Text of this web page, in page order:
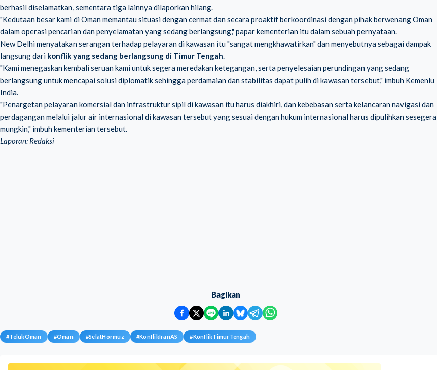
berhasil diselamatkan, sementara tiga lainnya dilaporkan hilang.
"Kedutaan besar kami di Oman memantau situasi dengan cermat dan secara proaktif berkoordinasi dengan pihak berwenang Oman
dalam operasi pencarian dan penyelamatan yang sedang berlangsung," papar kementerian itu dalam sebuah pernyataan.
New Delhi menyatakan serangan terhadap pelayaran di kawasan itu "sangat mengkhawatirkan" dan menyebutnya sebagai dampak
langsung dari konflik yang sedang berlangsung di Timur Tengah.
"Kami menegaskan kembali seruan kami untuk segera meredakan ketegangan, serta penyelesaian perundingan yang sedang
berlangsung untuk mencapai solusi diplomatik sehingga perdamaian dan stabilitas dapat pulih di kawasan tersebut," imbuh Kemenlu
India.
"Penargetan pelayaran komersial dan infrastruktur sipil di kawasan itu harus diakhiri, dan kebebasan serta kelancaran navigasi dan
perdagangan melalui jalur air internasional di kawasan tersebut yang sesuai dengan hukum internasional harus dipulihkan sesegera
mungkin," imbuh kementerian tersebut.
Laporan: Redaksi
Bagikan
#TelukOman #Oman #SelatHormuz #KonflikIranAS #KonflikTimurTengah